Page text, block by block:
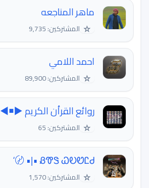
ماهر المناجعه
☆ المشتركين: 9,735
احمد اللامي
☆ المشتركين: 89,900
روائع القرأن الكريم ▶◾◀
☆ المشتركين: 65
ᏰᏡᏕ ᏇᎧᏬᏝᏧ •|• 〄‘
☆ المشتركين: 1,570